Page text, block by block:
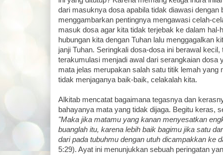
dari masuknya dosa apabila tidak diawasi dengan
menggambarkan pentingnya mengawasi celah-
masuk dosa agar kita tidak terjebak ke dalam hal-
hubungan kita dengan Tuhan lalu menggagalkan
janji Tuhan. Seringkali dosa-dosa ini berawal kecil,
terakumulasi menjadi awal dari serangkaian dosa
mata jelas merupakan salah satu titik lemah yang
tidak menjaganya baik-baik, celakalah kita.
Alkitab mencatat bagaimana tegasnya dan
bahayanya mata yang tidak dijaga. Begitu keras,
"Maka jika matamu yang kanan menyesatkan
buanglah itu, karena lebih baik bagimu jika satu
dari pada tubuhmu dengan utuh dicampakkan ke
5:29). Ayat ini menunjukkan sebuah peringatan